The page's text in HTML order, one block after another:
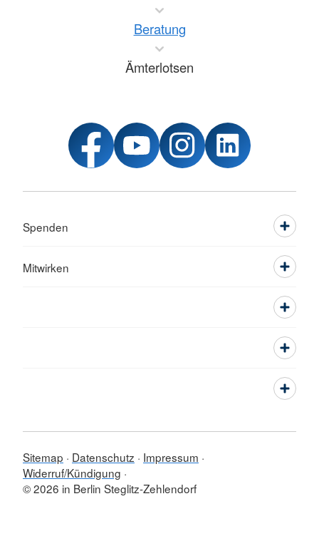
Beratung
Ämterlotsen
Spenden
Mitwirken
Sitemap Datenschutz
Impressum
Widerruf/Kündigung
© 2026 in Berlin Steglitz-Zehlendorf